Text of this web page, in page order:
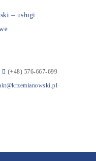
(+48) 576-667-699